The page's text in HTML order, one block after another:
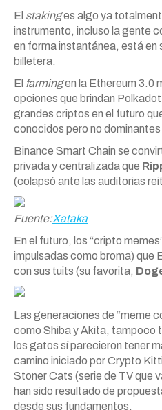
El stakinges algo ya
instrumento, incluso la gente
en forma instantánea, está en
billetera.
El farmingen la Ethereum 3.0
opciones que brindan
grandes criptos en el futuro
conocidos pero no
Binance Smart Chain se
privada y centralizada que
(colapsó ante las auditorias
Fuente:Xataka
En el futuro, los “cripto
impulsadas como broma) que
con sus tuits (su favorita,
Las generaciones de “meme
como Shiba y Akita, tampoco
los gatos sí parecieron tener
camino iniciado por Crypto
Stoner Cats (serie de TV que
han sido resultado de
desde sus fundamentos.